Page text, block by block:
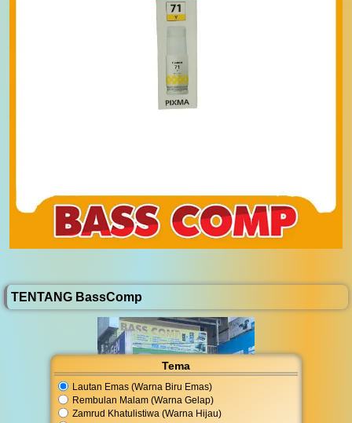
Tema
Lautan Emas (Warna Biru Emas)
Rembulan Malam (Warna Gelap)
Zamrud Khatulistiwa (Warna Hijau)
TENTANG BassComp